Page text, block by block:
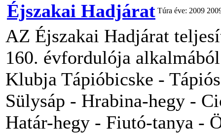
Éjszakai Hadjárat Túra éve: 2009
AZ Éjszakai Hadjárat
160. évfordulója
Klubja Tápióbicske -
Sülysáp - Hrabina-hegy -
Határ-hegy - Fiutó-tanya -